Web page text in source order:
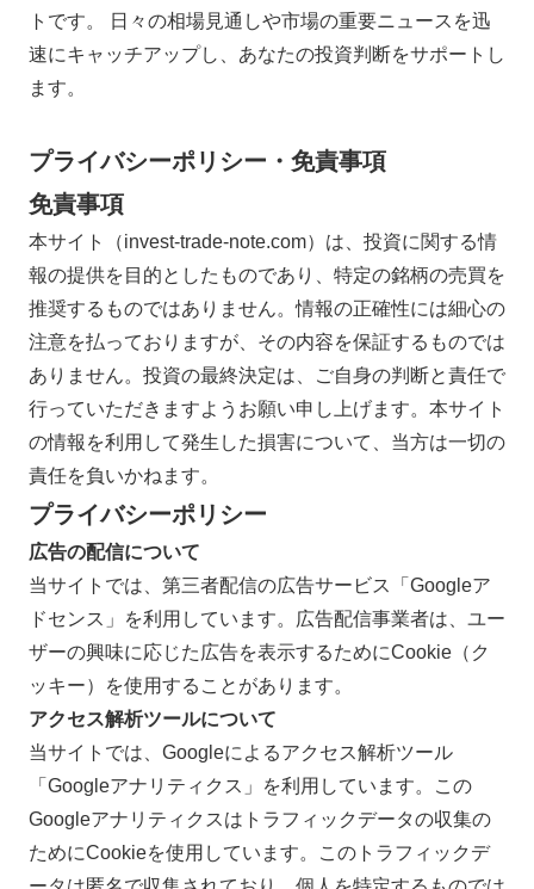
トです。 日々の相場見通しや市場の重要ニュースを迅
速にキャッチアップし、あなたの投資判断をサポートし
ます。
プライバシーポリシー・免責事項
免責事項
本サイト（invest-trade-note.com）は、投資に関する情
報の提供を目的としたものであり、特定の銘柄の売買を
推奨するものではありません。情報の正確性には細心の
注意を払っておりますが、その内容を保証するものでは
ありません。投資の最終決定は、ご自身の判断と責任で
行っていただきますようお願い申し上げます。本サイト
の情報を利用して発生した損害について、当方は一切の
責任を負いかねます。
プライバシーポリシー
広告の配信について
当サイトでは、第三者配信の広告サービス「Googleア
ドセンス」を利用しています。広告配信事業者は、ユー
ザーの興味に応じた広告を表示するためにCookie（ク
ッキー）を使用することがあります。
アクセス解析ツールについて
当サイトでは、Googleによるアクセス解析ツール
「Googleアナリティクス」を利用しています。この
Googleアナリティクスはトラフィックデータの収集の
ためにCookieを使用しています。このトラフィックデ